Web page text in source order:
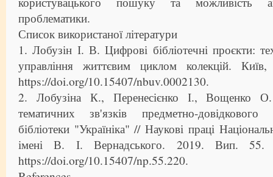
проблематики.
Список використаної літератури
1. Лобузін І. В. Цифрові бібліотечні проєкти:
управління життєвим циклом колекцій.
https://doi.org/10.15407/nbuv.0002130.
2. Лобузіна К., Перенесієнко І., Вощенко О.
тематичних зв'язків предметно-довідкового
бібліотеки "Україніка" // Наукові праці
імені В. І. Вернадського. 2019. Вип.
https://doi.org/10.15407/np.55.220.